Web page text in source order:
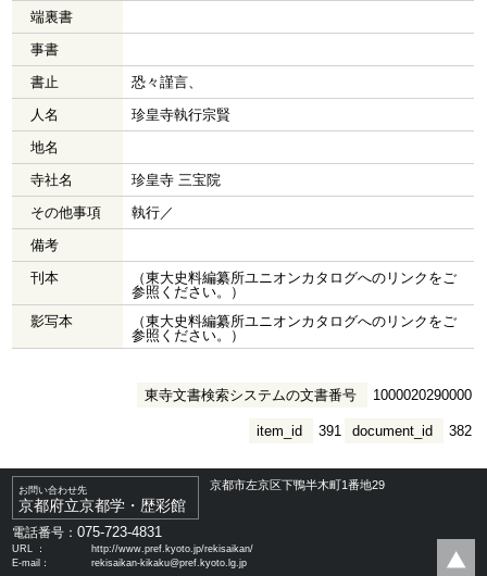
端裏書
事書
書止
恐々謹言、
人名
珍皇寺執行宗賢
地名
寺社名
珍皇寺 三宝院
その他事項
執行／
備考
刊本
（東大史料編纂所ユニオンカタログへのリンクをご
参照ください。）
影写本
（東大史料編纂所ユニオンカタログへのリンクをご
参照ください。）
東寺文書検索システムの文書番号 1000020290000
document_id 382
item_id 391
お問い合わせ先
京都府立京都学・歴彩館
京都市左京区下鴨半木町1番地29
電話番号：075-723-4831
URL ：
http://www.pref.kyoto.jp/rekisaikan/
E-mail：
rekisaikan-kikaku@pref.kyoto.lg.jp